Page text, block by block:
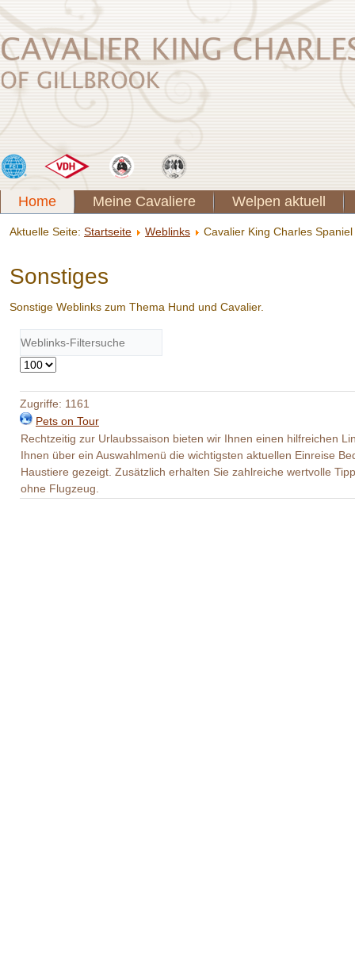
Home Meine Cavaliere Welpen aktuell
Aktuelle Seite: Startseite Weblinks Cavalier King Charles
Sonstiges
Sonstige Weblinks zum Thema Hund und Cavalier.
Filterfeld
Anzeige
Zugriffe: 1161
Pets on Tour
Rechtzeitig zur Urlaubssaison bieten wir Ihnen einen hilfreichen
Ihnen über ein Auswahlmenü die wichtigsten aktuellen Einreise
Haustiere gezeigt. Zusätzlich erhalten Sie zahlreiche wertvolle
ohne Flugzeug.